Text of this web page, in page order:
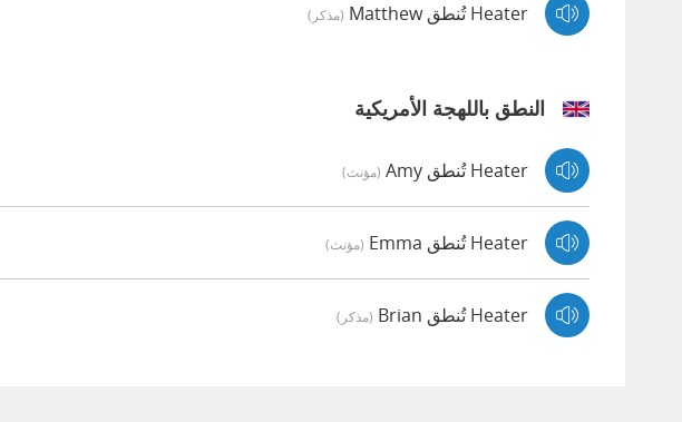
Heater تُنطق Matthew (مذكر)
النطق باللهجة الأمريكية
Heater تُنطق Amy (مؤنث)
Heater تُنطق Emma (مؤنث)
Heater تُنطق Brian (مذكر)